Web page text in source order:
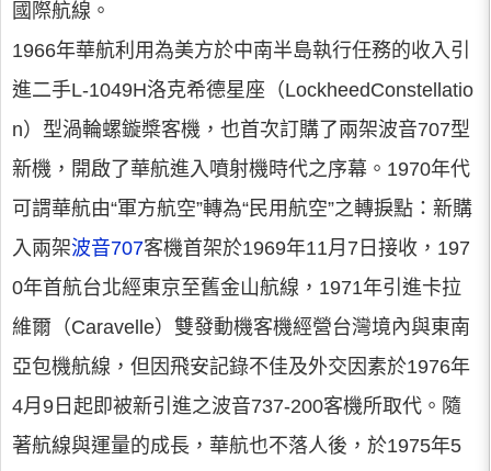
國際航線。
1966年華航利用為美方於中南半島執行任務的收入引
進二手L-1049H洛克希德星座（LockheedConstellatio
n）型渦輪螺鏇槳客機，也首次訂購了兩架波音707型
新機，開啟了華航進入噴射機時代之序幕。1970年代
可謂華航由“軍方航空”轉為“民用航空”之轉捩點：新購
入兩架波音707客機首架於1969年11月7日接收，197
0年首航台北經東京至舊金山航線，1971年引進卡拉
維爾（Caravelle）雙發動機客機經營台灣境內與東南
亞包機航線，但因飛安記錄不佳及外交因素於1976年
4月9日起即被新引進之波音737-200客機所取代。隨
著航線與運量的成長，華航也不落人後，於1975年5